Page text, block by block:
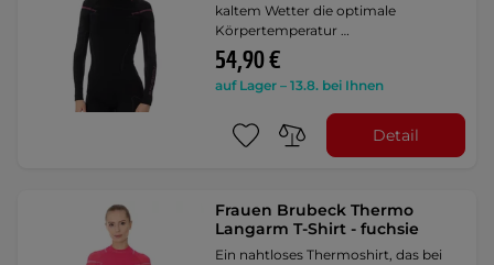
kaltem Wetter die optimale
Körpertemperatur …
54,90 €
auf Lager – 13.8. bei Ihnen
Detail
Frauen Brubeck Thermo
Langarm T-Shirt - fuchsie
Ein nahtloses Thermoshirt, das bei